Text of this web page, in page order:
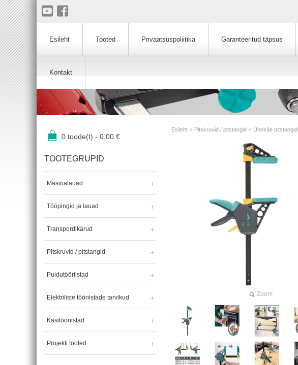
Esileht Tooted Privaatsuspoliitika Garanteeritud täpsus
Kontakt
0 toode(t) - 0,00 €
TOOTEGRUPID
Masinalauad
Tööpingid ja lauad
Transpordikärud
Pitskruvid / pitstangid
Puidutööriistad
Elektriliste tööriistade tarvikud
Käsitööriistad
Projekti tooted
Esileht » Pitskruvid / pitstangid » Ühekäe pitstangid
Zoom